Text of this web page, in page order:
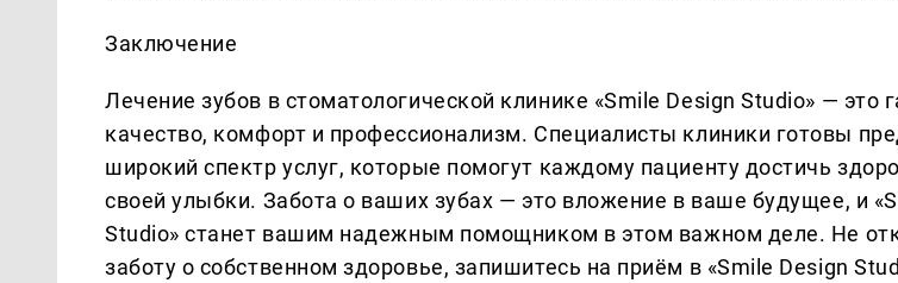
Заключение
Лечение зубов в стоматологической клинике «Smile Design Studio» — это
качество, комфорт и профессионализм. Специалисты клиники готовы
широкий спектр услуг, которые помогут каждому пациенту достичь
своей улыбки. Забота о ваших зубах — это вложение в ваше будущее, и
Studio» станет вашим надежным помощником в этом важном деле. Не
заботу о собственном здоровье, запишитесь на приём в «Smile Design